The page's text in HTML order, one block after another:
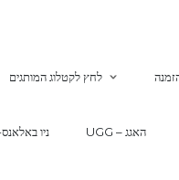
לחץ לקטלוג המותגים
NEW BALANCE-ניו באלאנס UGG – האגג